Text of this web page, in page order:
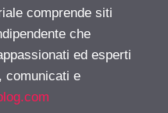
comprende siti
che
ed esperti
comunicati e